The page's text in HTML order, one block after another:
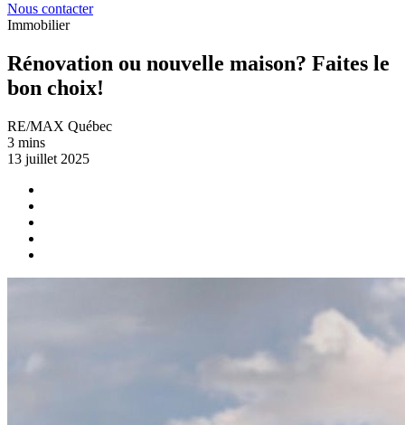
Nous contacter
Immobilier
Rénovation ou nouvelle maison? Faites le
bon choix!
RE/MAX Québec
3 mins
13 juillet 2025